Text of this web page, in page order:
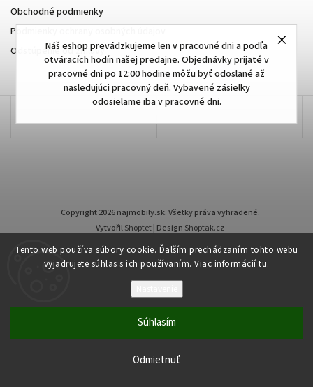
Tento web používa súbory cookie. Ďalším prechádzaním tohto webu
vyjadrujete súhlas s ich používaním. Viac informácií tu.
Odmietnuť
Súhlasím
Náš eshop prevádzkujeme len v pracovné dni a podľa
otváracích hodín našej predajne. Objednávky prijaté v
pracovné dni po 12:00 hodine môžu byť odoslané až
nasledujúci pracovný deň. Vybavené zásielky
odosielame iba v pracovné dni.
Obchodné podmienky
Podmienky ochrany osobných údajov
Odstúpenie od zmluvy
Copyright 2026najmobily.sk. Všetky práva vyhradené.
VytvořilShoptet| Design Shoptak.cz